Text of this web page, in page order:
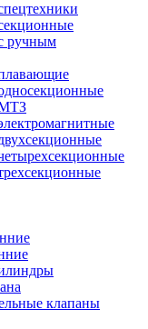
ручным
МТЗ
клапаны